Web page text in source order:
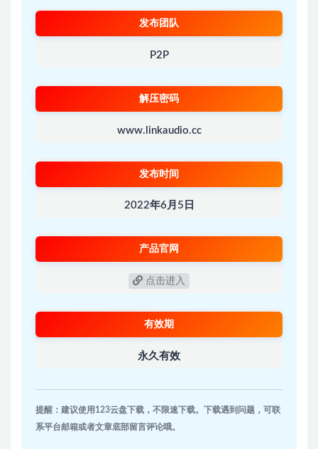
发布团队
P2P
解压密码
www.linkaudio.cc
发布时间
2022年6月5日
产品官网
点击进入
有效期
永久有效
提醒：建议使用123云盘下载，不限速下载。下载遇到问题，可联
系平台邮箱或者文章底部留言评论哦。